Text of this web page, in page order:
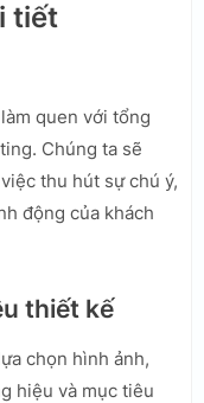
tiết
quen với tổng
Chúng ta sẽ
thu hút sự chú ý,
động của khách
thiết kế
chọn hình ảnh,
hiệu và mục tiêu